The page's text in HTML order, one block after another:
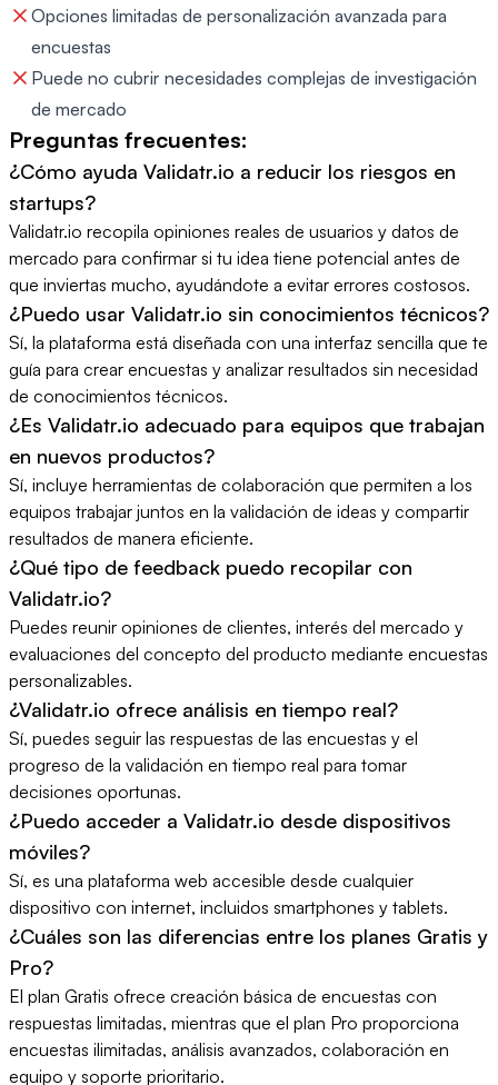
Opciones limitadas de personalización avanzada para
encuestas
Puede no cubrir necesidades complejas de investigación
de mercado
Preguntas frecuentes:
¿Cómo ayuda Validatr.io a reducir los riesgos en
startups?
Validatr.io recopila opiniones reales de usuarios y datos de
mercado para confirmar si tu idea tiene potencial antes de
que inviertas mucho, ayudándote a evitar errores costosos.
¿Puedo usar Validatr.io sin conocimientos técnicos?
Sí, la plataforma está diseñada con una interfaz sencilla que te
guía para crear encuestas y analizar resultados sin necesidad
de conocimientos técnicos.
¿Es Validatr.io adecuado para equipos que trabajan
en nuevos productos?
Sí, incluye herramientas de colaboración que permiten a los
equipos trabajar juntos en la validación de ideas y compartir
resultados de manera eficiente.
¿Qué tipo de feedback puedo recopilar con
Validatr.io?
Puedes reunir opiniones de clientes, interés del mercado y
evaluaciones del concepto del producto mediante encuestas
personalizables.
¿Validatr.io ofrece análisis en tiempo real?
Sí, puedes seguir las respuestas de las encuestas y el
progreso de la validación en tiempo real para tomar
decisiones oportunas.
¿Puedo acceder a Validatr.io desde dispositivos
móviles?
Sí, es una plataforma web accesible desde cualquier
dispositivo con internet, incluidos smartphones y tablets.
¿Cuáles son las diferencias entre los planes Gratis y
Pro?
El plan Gratis ofrece creación básica de encuestas con
respuestas limitadas, mientras que el plan Pro proporciona
encuestas ilimitadas, análisis avanzados, colaboración en
equipo y soporte prioritario.